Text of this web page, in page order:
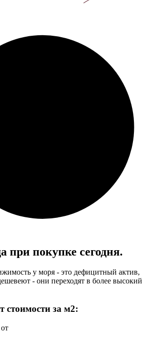
при покупке сегодня.
у моря - это дефицитный актив,
- они переходят в более высокий
стоимости за м2: